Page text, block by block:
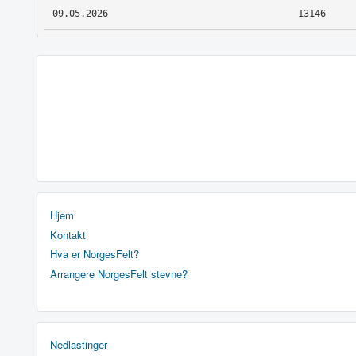
09.05.2026 13146
Hjem
Kontakt
Hva er NorgesFelt?
Arrangere NorgesFelt stevne?
Nedlastinger